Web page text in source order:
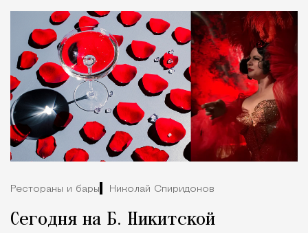
Рестораны и бары Николай Спиридонов
Сегодня на Б. Никитской